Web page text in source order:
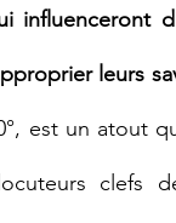
influenceront
leurs
est un atout
clefs